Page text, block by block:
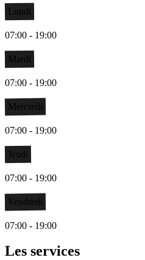
Lundi
07:00 - 19:00
Mardi
07:00 - 19:00
Mercredi
07:00 - 19:00
Jeudi
07:00 - 19:00
Vendredi
07:00 - 19:00
Les services